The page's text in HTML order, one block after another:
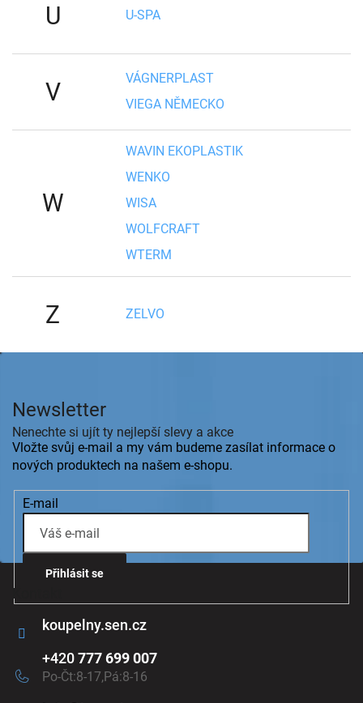
U U-SPA
V
VÁGNERPLAST
VIEGA NĚMECKO
W
WAVIN EKOPLASTIK
WENKO
WISA
WOLFCRAFT
WTERM
Z ZELVO
Z
Kontakt
+420777 699 007
Po-Čt:8-17,Pá:8-16
koupelny.sen.cz
Newsletter
Nenechte si ujít ty nejlepší slevy a akce
Vložte svůj e-mail a my vám budeme zasílat informace o
nových produktech na našem e-shopu.
E-mail
Přihlásit se